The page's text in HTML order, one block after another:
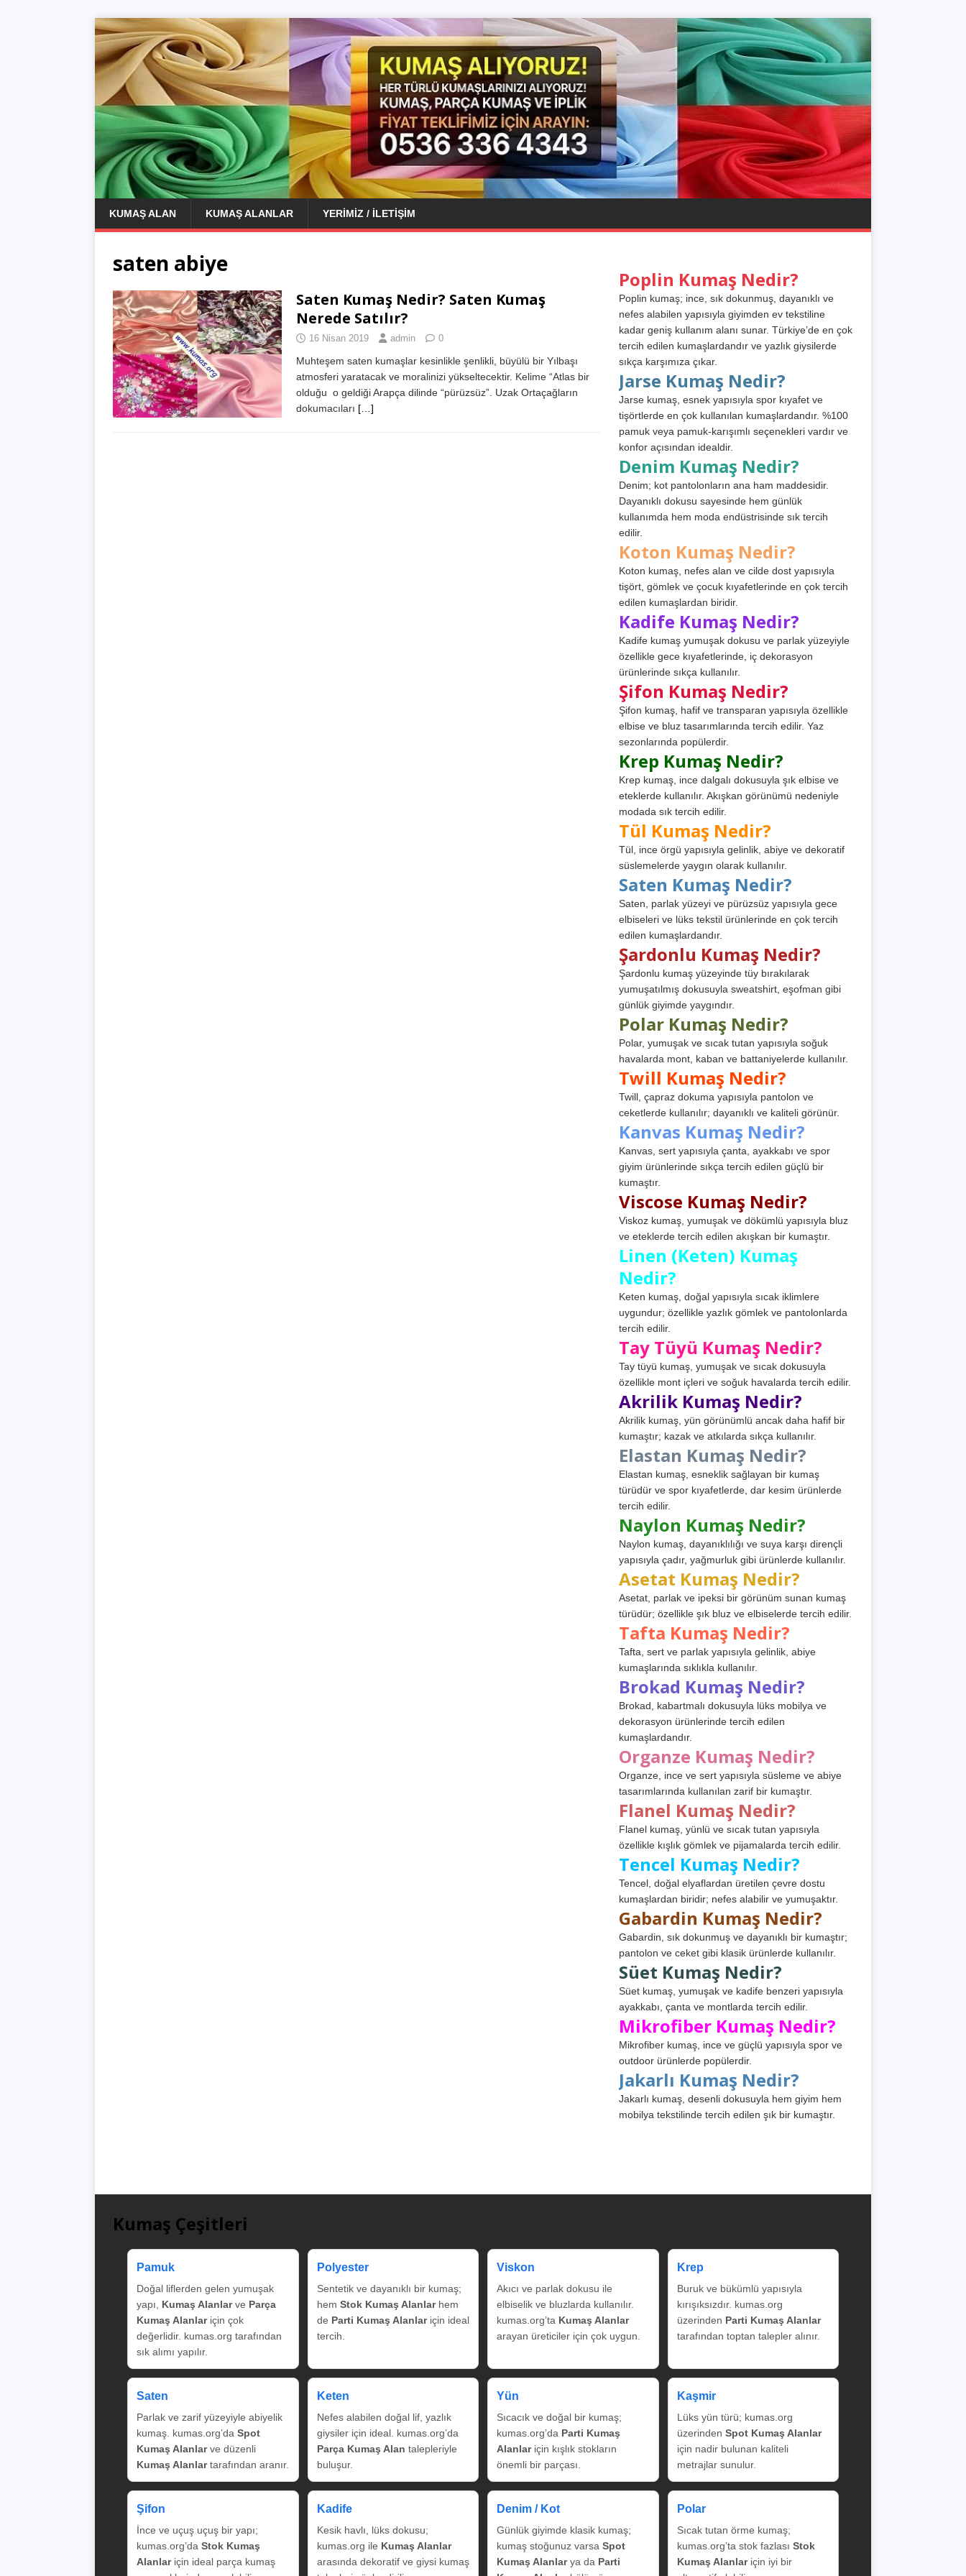
KUMAŞ ALAN KUMAŞ ALANLAR YERIMIZ / İLETIŞIM
saten abiye
Saten Kumaş Nedir? Saten Kumaş
Nerede Satılır?
16 Nisan 2019 admin 0
Muhteşem saten kumaşlar kesinlikle şenlikli, büyülü bir Yılbaşı
atmosferi yaratacak ve moralinizi yükseltecektir. Kelime “Atlas bir
olduğu o geldiği Arapça dilinde “pürüzsüz”. Uzak Ortaçağların
dokumacıları […]
Poplin Kumaş Nedir?
Poplin kumaş; ince, sık dokunmuş, dayanıklı ve
nefes alabilen yapısıyla giyimden ev tekstiline
kadar geniş kullanım alanı sunar. Türkiye’de en çok
tercih edilen kumaşlardandır ve yazlık giysilerde
sıkça karşımıza çıkar.
Jarse Kumaş Nedir?
Jarse kumaş, esnek yapısıyla spor kıyafet ve
tişörtlerde en çok kullanılan kumaşlardandır. %100
pamuk veya pamuk-karışımlı seçenekleri vardır ve
konfor açısından idealdir.
Denim Kumaş Nedir?
Denim; kot pantolonların ana ham maddesidir.
Dayanıklı dokusu sayesinde hem günlük
kullanımda hem moda endüstrisinde sık tercih
edilir.
Koton Kumaş Nedir?
Koton kumaş, nefes alan ve cilde dost yapısıyla
tişört, gömlek ve çocuk kıyafetlerinde en çok tercih
edilen kumaşlardan biridir.
Kadife Kumaş Nedir?
Kadife kumaş yumuşak dokusu ve parlak yüzeyiyle
özellikle gece kıyafetlerinde, iç dekorasyon
ürünlerinde sıkça kullanılır.
Şifon Kumaş Nedir?
Şifon kumaş, hafif ve transparan yapısıyla özellikle
elbise ve bluz tasarımlarında tercih edilir. Yaz
sezonlarında popülerdir.
Krep Kumaş Nedir?
Krep kumaş, ince dalgalı dokusuyla şık elbise ve
eteklerde kullanılır. Akışkan görünümü nedeniyle
modada sık tercih edilir.
Tül Kumaş Nedir?
Tül, ince örgü yapısıyla gelinlik, abiye ve dekoratif
süslemelerde yaygın olarak kullanılır.
Saten Kumaş Nedir?
Saten, parlak yüzeyi ve pürüzsüz yapısıyla gece
elbiseleri ve lüks tekstil ürünlerinde en çok tercih
edilen kumaşlardandır.
Şardonlu Kumaş Nedir?
Şardonlu kumaş yüzeyinde tüy bırakılarak
yumuşatılmış dokusuyla sweatshirt, eşofman gibi
günlük giyimde yaygındır.
Polar Kumaş Nedir?
Polar, yumuşak ve sıcak tutan yapısıyla soğuk
havalarda mont, kaban ve battaniyelerde kullanılır.
Twill Kumaş Nedir?
Twill, çapraz dokuma yapısıyla pantolon ve
ceketlerde kullanılır; dayanıklı ve kaliteli görünür.
Kanvas Kumaş Nedir?
Kanvas, sert yapısıyla çanta, ayakkabı ve spor
giyim ürünlerinde sıkça tercih edilen güçlü bir
kumaştır.
Viscose Kumaş Nedir?
Viskoz kumaş, yumuşak ve dökümlü yapısıyla bluz
ve eteklerde tercih edilen akışkan bir kumaştır.
Linen (Keten) Kumaş
Nedir?
Keten kumaş, doğal yapısıyla sıcak iklimlere
uygundur; özellikle yazlık gömlek ve pantolonlarda
tercih edilir.
Tay Tüyü Kumaş Nedir?
Tay tüyü kumaş, yumuşak ve sıcak dokusuyla
özellikle mont içleri ve soğuk havalarda tercih edilir.
Akrilik Kumaş Nedir?
Akrilik kumaş, yün görünümlü ancak daha hafif bir
kumaştır; kazak ve atkılarda sıkça kullanılır.
Elastan Kumaş Nedir?
Elastan kumaş, esneklik sağlayan bir kumaş
türüdür ve spor kıyafetlerde, dar kesim ürünlerde
tercih edilir.
Naylon Kumaş Nedir?
Naylon kumaş, dayanıklılığı ve suya karşı dirençli
yapısıyla çadır, yağmurluk gibi ürünlerde kullanılır.
Asetat Kumaş Nedir?
Asetat, parlak ve ipeksi bir görünüm sunan kumaş
türüdür; özellikle şık bluz ve elbiselerde tercih edilir.
Tafta Kumaş Nedir?
Tafta, sert ve parlak yapısıyla gelinlik, abiye
kumaşlarında sıklıkla kullanılır.
Brokad Kumaş Nedir?
Brokad, kabartmalı dokusuyla lüks mobilya ve
dekorasyon ürünlerinde tercih edilen
kumaşlardandır.
Organze Kumaş Nedir?
Organze, ince ve sert yapısıyla süsleme ve abiye
tasarımlarında kullanılan zarif bir kumaştır.
Flanel Kumaş Nedir?
Flanel kumaş, yünlü ve sıcak tutan yapısıyla
özellikle kışlık gömlek ve pijamalarda tercih edilir.
Tencel Kumaş Nedir?
Tencel, doğal elyaflardan üretilen çevre dostu
kumaşlardan biridir; nefes alabilir ve yumuşaktır.
Gabardin Kumaş Nedir?
Gabardin, sık dokunmuş ve dayanıklı bir kumaştır;
pantolon ve ceket gibi klasik ürünlerde kullanılır.
Süet Kumaş Nedir?
Süet kumaş, yumuşak ve kadife benzeri yapısıyla
ayakkabı, çanta ve montlarda tercih edilir.
Mikrofiber Kumaş Nedir?
Mikrofiber kumaş, ince ve güçlü yapısıyla spor ve
outdoor ürünlerde popülerdir.
Jakarlı Kumaş Nedir?
Jakarlı kumaş, desenli dokusuyla hem giyim hem
mobilya tekstilinde tercih edilen şık bir kumaştır.
Kumaş Çeşitleri
Pamuk
Doğal liflerden gelen yumuşak
yapı, Kumaş Alanlarve Parça
Kumaş Alanlariçin çok
değerlidir. kumas.org tarafından
sık alımı yapılır.
Polyester
Sentetik ve dayanıklı bir kumaş;
hem Stok Kumaş Alanlarhem
de Parti Kumaş Alanlariçin ideal
tercih.
Viskon
Akıcı ve parlak dokusu ile
elbiselik ve bluzlarda kullanılır.
kumas.org’ta Kumaş Alanlar
arayan üreticiler için çok uygun.
Krep
Buruk ve bükümlü yapısıyla
kırışıksızdır. kumas.org
üzerinden Parti Kumaş Alanlar
tarafından toptan talepler alınır.
Saten
Parlak ve zarif yüzeyiyle abiyelik
kumaş. kumas.org’da Spot
Kumaş Alanlarve düzenli
Kumaş Alanlartarafından aranır.
Keten
Nefes alabilen doğal lif, yazlık
giysiler için ideal. kumas.org’da
Parça Kumaş Alan talepleriyle
buluşur.
Yün
Sıcacık ve doğal bir kumaş;
kumas.org’da Parti Kumaş
Alanlariçin kışlık stokların
önemli bir parçası.
Kaşmir
Lüks yün türü; kumas.org
üzerinden Spot Kumaş Alanlar
için nadir bulunan kaliteli
metrajlar sunulur.
Şifon
İnce ve uçuş uçuş bir yapı;
kumas.org’da Stok Kumaş
Alanlariçin ideal parça kumaş
Kadife
Kesik havlı, lüks dokusu;
kumas.org ile Kumaş Alanlar
arasında dekoratif ve giysi kumaş
Denim / Kot
Günlük giyimde klasik kumaş;
kumaş stoğunuz varsa Spot
Kumaş Alanlarya da Parti
Polar
Sıcak tutan örme kumaş;
kumas.org’ta stok fazlası Stok
Kumaş Alanlariçin iyi bir